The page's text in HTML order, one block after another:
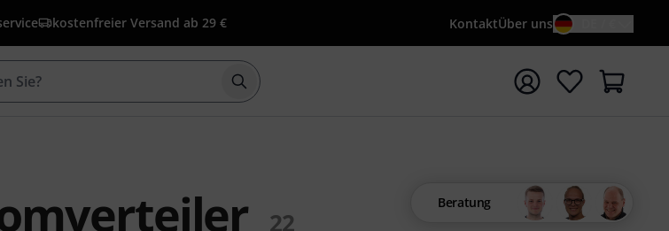
kostenfreier Versand ab 29 € KontaktÜber uns
Suche mit Suchwort {searchTerm} starten
22
Beratung